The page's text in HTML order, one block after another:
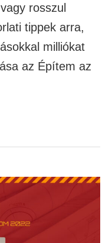
rosszul
tippek arra,
milliókat
az Építem az